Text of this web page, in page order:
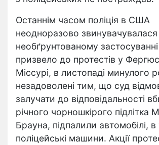
Останнім часом поліція в США
неодноразово звинувачувалася
необґрунтованому
призвело до протестів у
Міссурі, в листопаді минулого
незадоволені тим, що суд
залучати до відповідальності
річного чорношкірого підлітка
Брауна, підпалили автомобілі, в
поліцейські машини. Акції